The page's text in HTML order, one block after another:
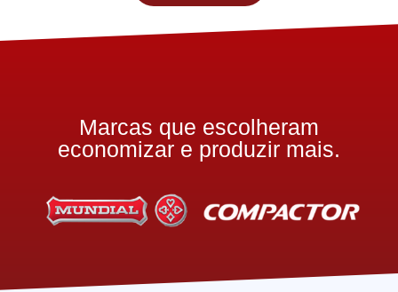
Marcas que escolheram
economizar e produzir mais.